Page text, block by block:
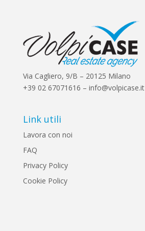
Via Cagliero, 9/B – 20125 Milano
+39 02 67071616 – info@volpicase.it
Link utili
Lavora con noi
FAQ
Privacy Policy
Cookie Policy